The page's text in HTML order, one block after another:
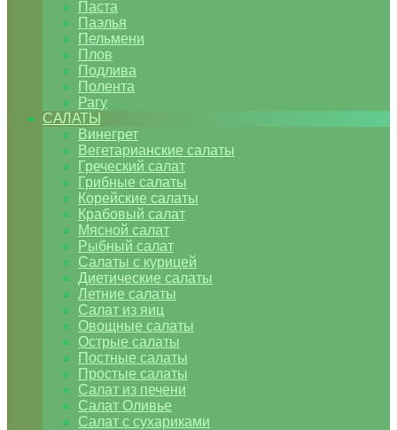
Паста
Паэлья
Пельмени
Плов
Подлива
Полента
Рагу
САЛАТЫ
Винегрет
Вегетарианские салаты
Греческий салат
Грибные салаты
Корейские салаты
Крабовый салат
Мясной салат
Рыбный салат
Салаты с курицей
Диетические салаты
Летние салаты
Салат из яиц
Овощные салаты
Острые салаты
Постные салаты
Простые салаты
Салат из печени
Салат Оливье
Салат с сухариками